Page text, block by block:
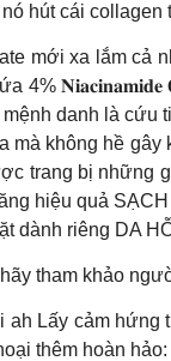
hút cái
mới xa lắm
4%
danh là
mà không hề
trang bị những
hiệu quả
riêng DA
tham khảo
ah Lấy cảm
thêm hoàn